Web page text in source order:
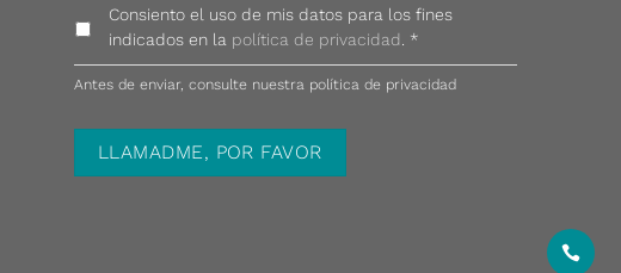
Consiento el uso de mis datos para los fines
indicados en la política de privacidad . *
Antes de enviar, consulte nuestra política de privacidad